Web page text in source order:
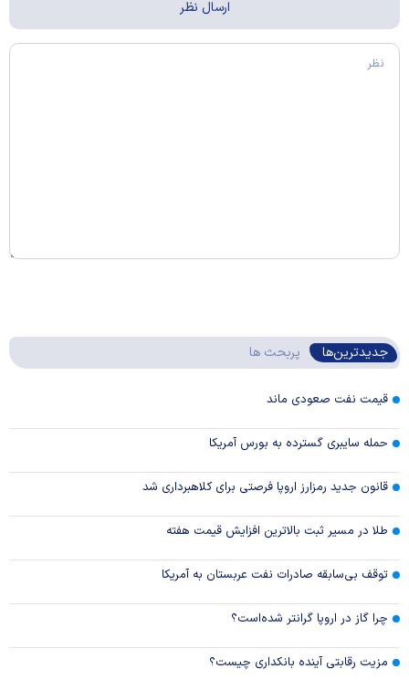
جدیدترین‌ها پربحث ها
قیمت نفت صعودی ماند
حمله سایبری گسترده به بورس آمریکا
قانون جدید رمزارز اروپا فرصتی برای کلاهبرداری شد
طلا در مسیر ثبت بالاترین افزایش قیمت هفته
توقف بی‌سابقه صادرات نفت عربستان به آمریکا
چرا گاز در اروپا گرانتر شده‌است؟
مزیت رقابتی آینده بانکداری چیست؟